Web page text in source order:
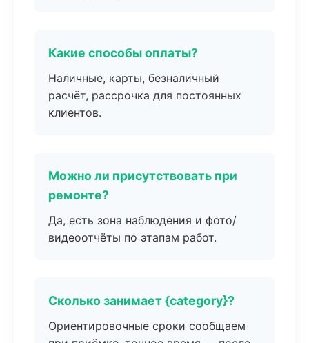
Какие способы оплаты?
Наличные, карты, безналичный
расчёт, рассрочка для постоянных
клиентов.
Можно ли присутствовать при
ремонте?
Да, есть зона наблюдения и фото/
видеоотчёты по этапам работ.
Сколько занимает {category}?
Ориентировочные сроки сообщаем